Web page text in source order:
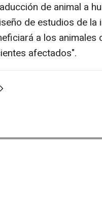
de animal a
de estudios de la
a los animales
afectados".